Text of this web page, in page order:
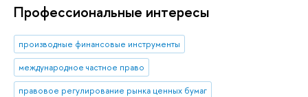
Профессиональные интересы
производные финансовые инструменты
международное частное право
правовое регулирование рынка ценных бумаг